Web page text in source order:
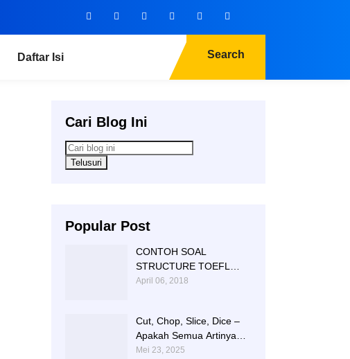
Daftar Isi Search
Cari Blog Ini
Popular Post
CONTOH SOAL
STRUCTURE TOEFL
NTC KAMPUNG INGGRIS
April 06, 2018
Cut, Chop, Slice, Dice –
Apakah Semua Artinya
“Memotong”? | 0813-
Mei 23, 2025